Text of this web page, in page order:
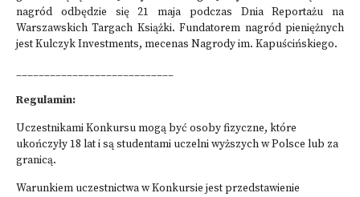
nagród odbędzie się 21 maja podczas Dnia Reportażu na
Warszawskich Targach Książki. Fundatorem nagród pieniężnych
jest Kulczyk Investments, mecenas Nagrody im. Kapuścińskiego.
____________________________
Regulamin:
Uczestnikami Konkursu mogą być osoby fizyczne, które
ukończyły 18 lat i są studentami uczelni wyższych w Polsce lub za
granicą.
Warunkiem uczestnictwa w Konkursie jest przedstawienie